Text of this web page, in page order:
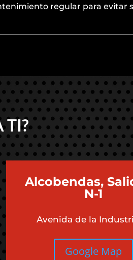
regular para evitar
TI?
Alcobendas,
N-1
Avenida de la
Google Map